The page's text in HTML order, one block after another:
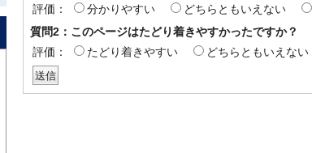
評価：
分かりやすい どちらともいえない
質問2：このページはたどり着きやすかったですか？
評価：
たどり着きやすい どちらともいえない